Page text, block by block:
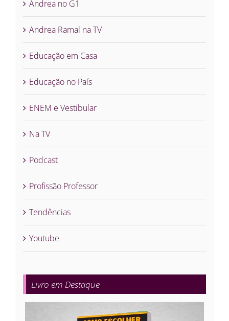
Andrea no G1
Andrea Ramal na TV
Educação em Casa
Educação no País
ENEM e Vestibular
Na TV
Podcast
Profissão Professor
Tendências
Youtube
Livro em Destaque